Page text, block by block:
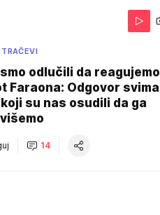
odlučili da reagujemo
Faraona: Odgovor svima
su nas osudili da ga
14